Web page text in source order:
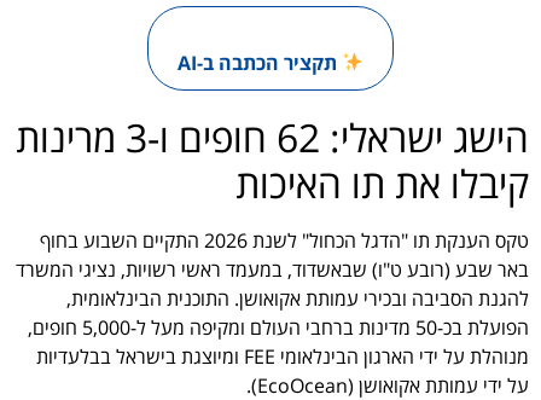
תקציר הכתבה ב-AI
הישג ישראלי: 62 חופים ו-3 מרינות
קיבלו את תו האיכות
טקס הענקת תו "הדגל הכחול" לשנת 2026 התקיים השבוע בחוף
באר שבע (רובע ט"ו) שבאשדוד, במעמד ראשי רשויות, נציגי המשרד
להגנת הסביבה ובכירי עמותת אקואושן. התוכנית הבינלאומית,
הפועלת בכ-50 מדינות ברחבי העולם ומקיפה מעל ל-5,000 חופים,
מנוהלת על ידי הארגון הבינלאומי FEE ומיוצגת בישראל בבלעדיות
על ידי עמותת אקואושן (EcoOcean).